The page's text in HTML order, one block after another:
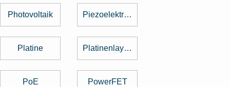
Photovoltaik Piezoelektrischer Sensor
Platine Platinenlayout
PoE PowerFET